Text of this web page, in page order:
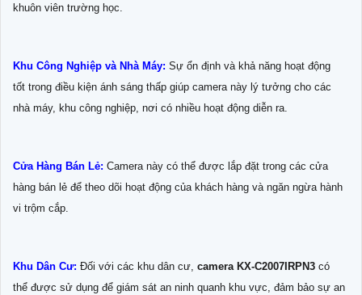
khuôn viên trường học.
Khu Công Nghiệp và Nhà Máy: Sự ổn định và khả năng hoạt động
tốt trong điều kiện ánh sáng thấp giúp camera này lý tưởng cho các
nhà máy, khu công nghiệp, nơi có nhiều hoạt động diễn ra.
Cửa Hàng Bán Lẻ: Camera này có thể được lắp đặt trong các cửa
hàng bán lẻ để theo dõi hoạt động của khách hàng và ngăn ngừa hành
vi trộm cắp.
Khu Dân Cư: Đối với các khu dân cư, camera KX-C2007IRPN3 có
thể được sử dụng để giám sát an ninh quanh khu vực, đảm bảo sự an